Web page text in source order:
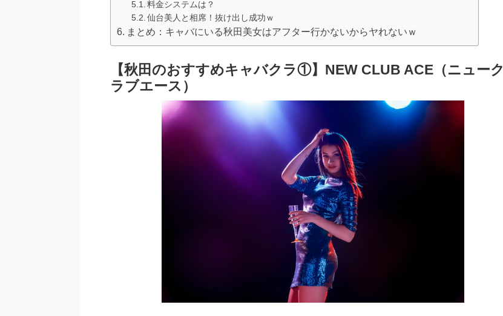
料金システムは？
仙台美人と相席！抜け出し成功ｗ
まとめ：キャバにいる秋田美女はアフター行かないからヤれないｗ
【秋田のおすすめキャバクラ①】NEW CLUB ACE（ニューク
ラブエース）